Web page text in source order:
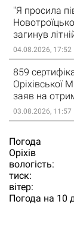
"Я просила
загинув
04.08.2026, 17:52
859
Оріхівської
заяв на
03.08.2026, 11:57
Погода
Орiхiв
вологість:
тиск:
вітер:
Погода на 10